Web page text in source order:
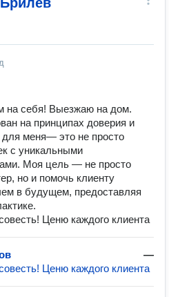
на себя! Выезжаю на дом.
на принципах доверия и
меня— это не просто
с уникальными
Моя цель — не просто
но и помочь клиенту
в будущем, предоставляя
Ценю каждого клиента
—
Ценю каждого клиента